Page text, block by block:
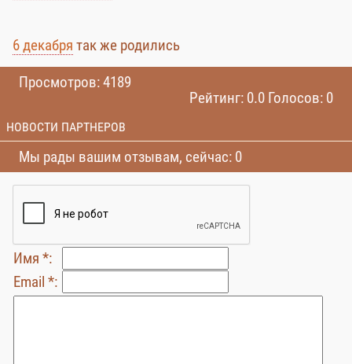
6 декабря так же родились
Просмотров: 4189
Рейтинг: 0.0 Голосов: 0
НОВОСТИ ПАРТНЕРОВ
Мы рады вашим отзывам, сейчас: 0
Имя *:
Email *: